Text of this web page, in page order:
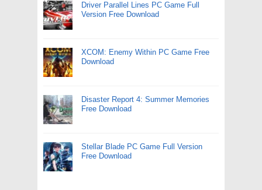
Driver Parallel Lines PC Game Full
Version Free Download
XCOM: Enemy Within PC Game Free
Download
Disaster Report 4: Summer Memories
Free Download
Stellar Blade PC Game Full Version
Free Download